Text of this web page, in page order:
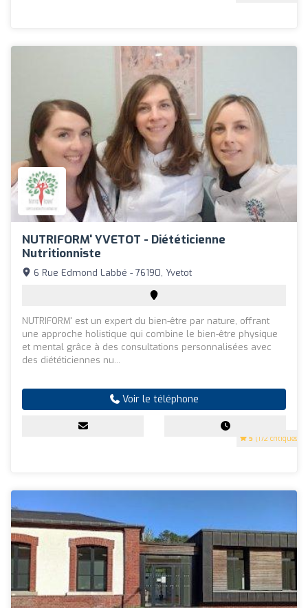
NUTRIFORM' YVETOT - Diététicienne
Nutritionniste
5 (172 critiques)
6 Rue Edmond Labbé - 76190, Yvetot
NUTRIFORM' est un expert du bien-être par nature, offrant
une approche holistique qui combine le bien-être physique
et mental grâce à des consultations personnalisées avec
des diététiciennes nu...
Voir le téléphone